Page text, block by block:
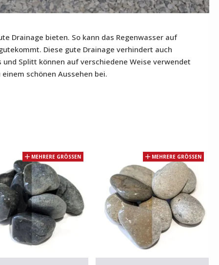
Drainage bieten. So kann das Regenwasser auf
Diese gute Drainage verhindert auch
Splitt können auf verschiedene Weise verwendet
schönen Aussehen bei.
MEHRERE GRÖSSEN MEHRERE GRÖSSEN